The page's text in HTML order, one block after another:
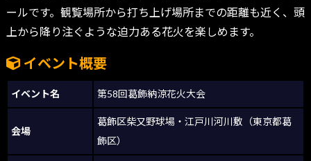
ールです。観覧場所から打ち上げ場所までの距離も近く、頭
上から降り注ぐような迫力ある花火を楽しめます。
イベント概要
イベント名 第58回葛飾納涼花火大会
会場
葛飾区柴又野球場・江戸川河川敷（東京都葛
飾区）